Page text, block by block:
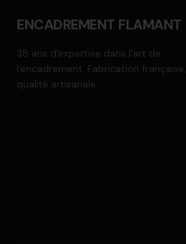
ENCADREMENT FLAMANT
38 ans d'expertise dans l'art de
l'encadrement. Fabrication française,
qualité artisanale.